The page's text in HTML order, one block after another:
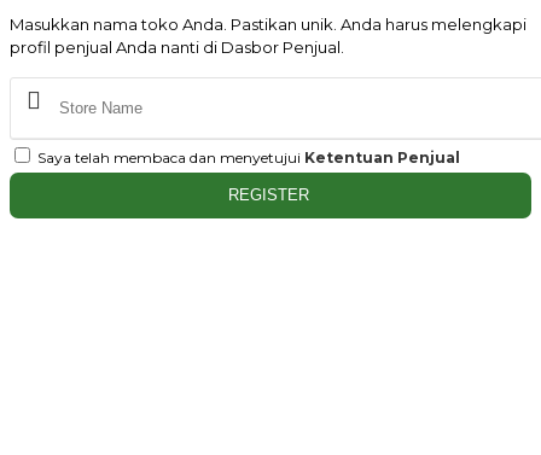
Masukkan nama toko Anda. Pastikan unik. Anda harus melengkapi
profil penjual Anda nanti di Dasbor Penjual.
Saya telah membaca dan menyetujui Ketentuan Penjual
REGISTER